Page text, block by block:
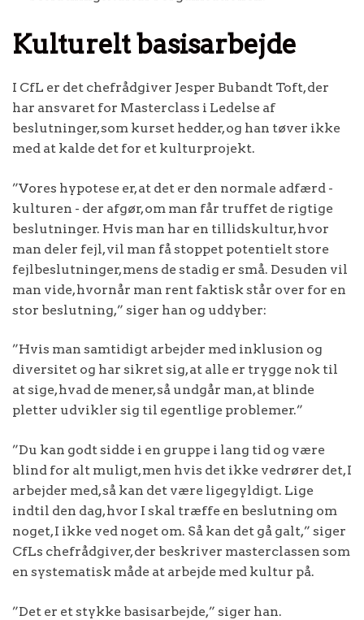
Kulturelt basisarbejde
I CfL er det chefrådgiver Jesper Bubandt Toft, der
har ansvaret for Masterclass i Ledelse af
beslutninger, som kurset hedder, og han tøver ikke
med at kalde det for et kulturprojekt.
”Vores hypotese er, at det er den normale adfærd -
kulturen - der afgør, om man får truffet de rigtige
beslutninger. Hvis man har en tillidskultur, hvor
man deler fejl, vil man få stoppet potentielt store
fejlbeslutninger, mens de stadig er små. Desuden vil
man vide, hvornår man rent faktisk står over for en
stor beslutning,” siger han og uddyber:
”Hvis man samtidigt arbejder med inklusion og
diversitet og har sikret sig, at alle er trygge nok til
at sige, hvad de mener, så undgår man, at blinde
pletter udvikler sig til egentlige problemer.”
”Du kan godt sidde i en gruppe i lang tid og være
blind for alt muligt, men hvis det ikke vedrører det, I
arbejder med, så kan det være ligegyldigt. Lige
indtil den dag, hvor I skal træffe en beslutning om
noget, I ikke ved noget om. Så kan det gå galt,” siger
CfLs chefrådgiver, der beskriver masterclassen som
en systematisk måde at arbejde med kultur på.
”Det er et stykke basisarbejde,” siger han.